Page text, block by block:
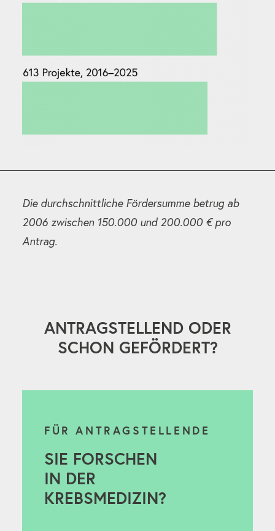
Die durchschnittliche Fördersumme betrug ab
2006 zwischen 150.000 und 200.000 € pro
Antrag.
ANTRAGSTELLEND ODER
SCHON GEFÖRDERT?
FÜR ANTRAGSTELLENDE
SIE FORSCHEN
IN DER
KREBSMEDIZIN?